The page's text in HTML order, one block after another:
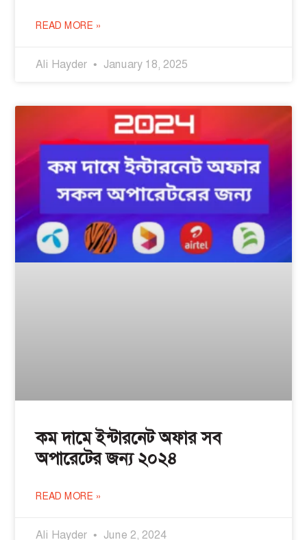
READ MORE »
Ali Hayder January 18, 2025
কম দামে ইন্টারনেট অফার সব
অপারেটের জন্য ২০২৪
READ MORE »
Ali Hayder June 2, 2024